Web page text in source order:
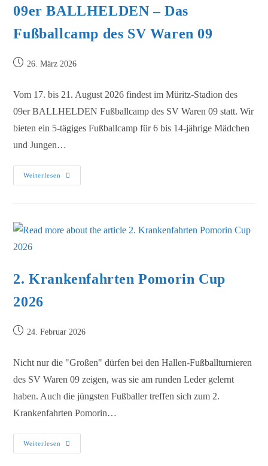
09er BALLHELDEN – Das
Fußballcamp des SV Waren 09
26. März 2026
Vom 17. bis 21. August 2026 findest im Müritz-Stadion des
09er BALLHELDEN Fußballcamp des SV Waren 09 statt. Wir
bieten ein 5-tägiges Fußballcamp für 6 bis 14-jährige Mädchen
und Jungen…
Weiterlesen
2. Krankenfahrten Pomorin Cup
2026
24. Februar 2026
Nicht nur die "Großen" dürfen bei den Hallen-Fußballturnieren
des SV Waren 09 zeigen, was sie am runden Leder gelernt
haben. Auch die jüngsten Fußballer treffen sich zum 2.
Krankenfahrten Pomorin…
Weiterlesen